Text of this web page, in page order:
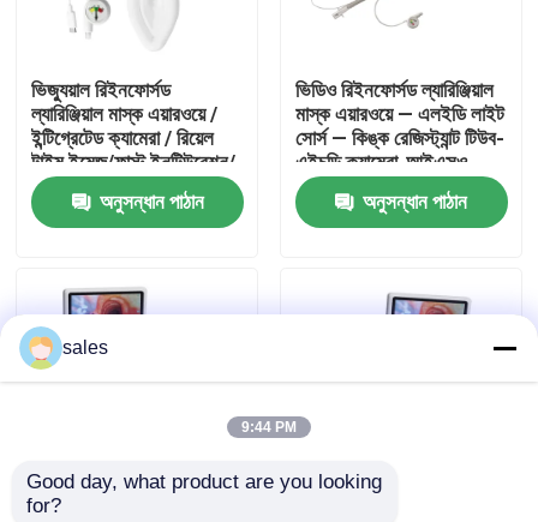
কারখানা ভ্রমণ
মান নিয়ন্ত্রণ
আমাদের সাথে যোগাযোগ করুন
উদ্ধৃতির জন্য আবেদন
ল্যারিঞ্জিয়াল মাস্ক এয়ারওয়ে
ভিজ্যুয়াল রিইনফোর্সড
ল্যারিঞ্জিয়াল মাস্ক এয়ারওয়ে /
ইন্টিগ্রেটেড ক্যামেরা / রিয়েল
টাইম ইমেজ/ফাস্ট ইনটিউবেশন/
আইএসও
অনুসন্ধান পাঠান
ভিডিও রিইনফোর্সড ল্যারিঞ্জিয়াল
মাস্ক এয়ারওয়ে — এলইডি লাইট
সোর্স — কিঙ্ক রেজিস্ট্যান্ট টিউব-
এইচডি ক্যামেরা-আইএসও
অনুসন্ধান পাঠান
ভিজ্যুয়াল কম্বাইন্ড
sales
9:44 PM
Good day, what product are you looking
for?